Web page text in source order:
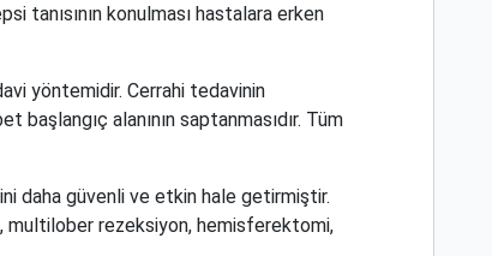
tanısının konulması hastalara erken
yöntemidir. Cerrahi tedavinin
alanının saptanmasıdır. Tüm
daha güvenli ve etkin hale getirmiştir.
multilober rezeksiyon, hemisferektomi,